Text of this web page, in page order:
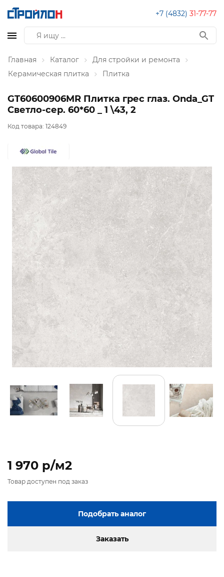
+7 (4832) 31-77-77
Главная Каталог
Для стройки и ремонта
Керамическая плитка
Плитка
GT60600906MR Плитка грес глаз. Onda_GT
Светло-сер. 60*60 _ 1 \43, 2
Код товара: 124849
1 970 p/м2
Товар доступен под заказ
Подобрать аналог
Заказать